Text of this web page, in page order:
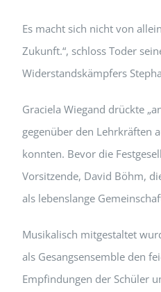
Es macht sich nicht von
Zukunft.“, schloss Toder
Widerstandskämpfers
Graciela Wiegand drückte
gegenüber den Lehrkräften
konnten. Bevor die
Vorsitzende, David Böhm,
als lebenslange
Musikalisch mitgestaltet
als Gesangsensemble den
Empfindungen der Schüler